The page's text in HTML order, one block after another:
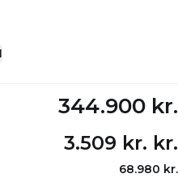
344.900 kr.
3.509 kr. kr.
68.980 kr.